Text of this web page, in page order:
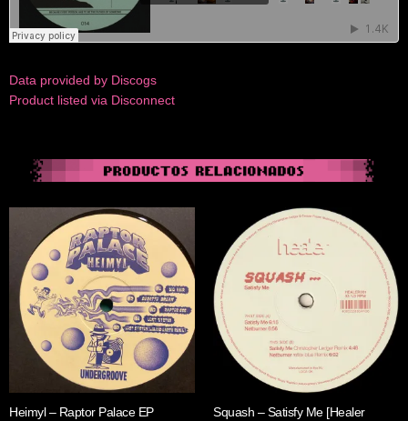
Data provided by Discogs
Product listed via Disconnect
Heimyl – Raptor Palace EP
Squash – Satisfy Me [Healer